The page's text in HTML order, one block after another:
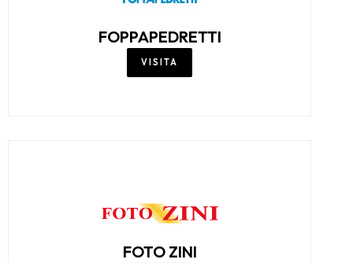
FOPPAPEDRETTI
VISITA
FOTO ZINI